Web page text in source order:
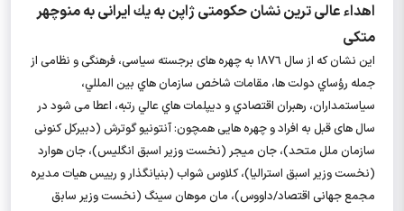
اهداء عالی ترين نشان حکومتی ژاپن به يك ايرانی به منوچهر
متكی
اين نشان كه از سال ١٨٧٦ به چهره هاى برجسته سیاسی، فرهنگی و نظامی از
جمله رؤساي دولت ها، مقامات شاخص سازمان هاي بين المللي،
سياستمداران، رهبران اقتصادي و ديپلمات هاي عالي رتبه، اعطا مى شود در
سال هاى قبل به افراد و چهره هايى همچون: آنتونیو گوترش (دبیرکل کنونی
سازمان ملل متحد)، جان میجر (نخست وزیر اسبق انگليس)، جان هوارد
(نخست وزیر اسبق استرالیا)، کلاوس شواب (بنیانگذار و رییس هیات مدیره
مجمع جهانی اقتصاد/داووس)، مان موهان سینگ (نخست وزیر سابق